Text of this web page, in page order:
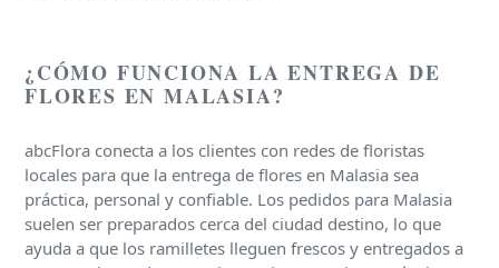
¿CÓMO FUNCIONA LA ENTREGA DE
FLORES EN MALASIA?
abcFlora conecta a los clientes con redes de floristas
locales para que la entrega de flores en Malasia sea
práctica, personal y confiable. Los pedidos para Malasia
suelen ser preparados cerca del ciudad destino, lo que
ayuda a que los ramilletes lleguen frescos y entregados a